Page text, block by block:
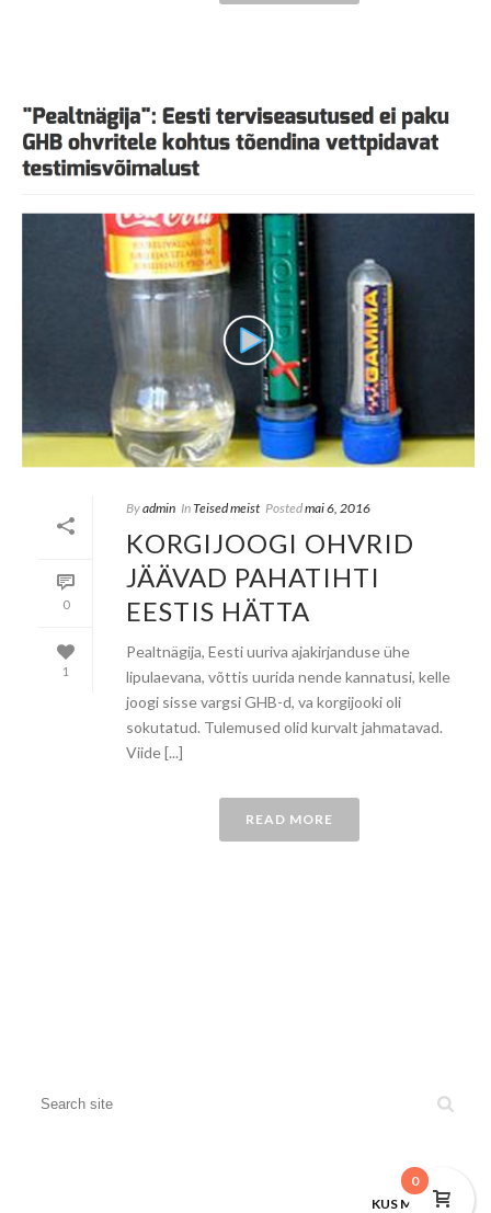
0
1
Byadmin InTeised meist Postedmai 6, 2016
KORGIJOOGI OHVRID
JÄÄVAD PAHATIHTI
EESTIS HÄTTA
Pealtnägija, Eesti uuriva ajakirjanduse ühe
lipulaevana, võttis uurida nende kannatusi, kelle
joogi sisse vargsi GHB-d, va korgijooki oli
sokutatud. Tulemused olid kurvalt jahmatavad.
Viide [...]
READ MORE
KUS ME ASUME
0